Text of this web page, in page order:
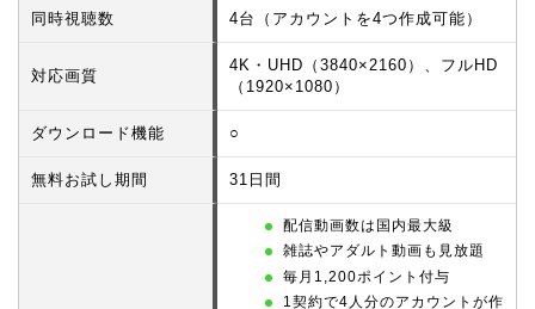
同時視聴数 4台（アカウントを4つ作成可能）
対応画質
4K・UHD（3840×2160）、フルHD
（1920×1080）
ダウンロード機能 ○
無料お試し期間 31日間
配信動画数は国内最大級
雑誌やアダルト動画も見放題
毎月1,200ポイント付与
1契約で4人分のアカウントが作